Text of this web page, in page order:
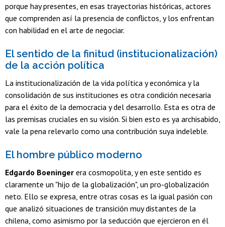
porque hay presentes, en esas trayectorias históricas, actores
que comprenden así la presencia de conflictos, y los enfrentan
con habilidad en el arte de negociar.
El sentido de la finitud (institucionalización)
de la acción política
La institucionalización de la vida política y económica y la
consolidación de sus instituciones es otra condición necesaria
para el éxito de la democracia y del desarrollo. Esta es otra de
las premisas cruciales en su visión. Si bien esto es ya archisabido,
vale la pena relevarlo como una contribución suya indeleble.
El hombre público moderno
Edgardo Boeninger era cosmopolita, y en este sentido es
claramente un "hijo de la globalización", un pro-globalización
neto. Ello se expresa, entre otras cosas es la igual pasión con
que analizó situaciones de transición muy distantes de la
chilena, como asimismo por la seducción que ejercieron en él